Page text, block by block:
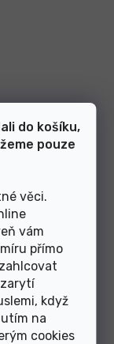
do košíku,
pouze
věci.
vám
přímo
když
na
cookies
J modrá/žlutá